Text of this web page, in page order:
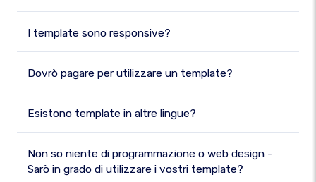
I template sono responsive?
Dovrò pagare per utilizzare un template?
Esistono template in altre lingue?
Non so niente di programmazione o web design -
Sarò in grado di utilizzare i vostri template?